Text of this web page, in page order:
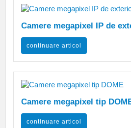
Camere megapixel IP de
continuare articol
Camere megapixel tip
continuare articol